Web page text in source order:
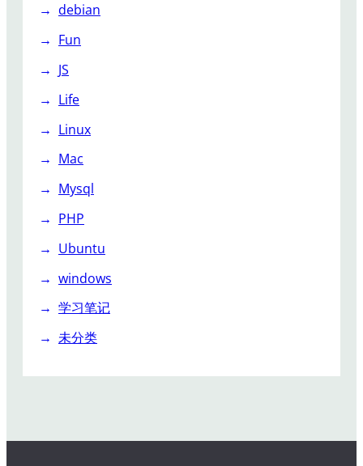
debian
Fun
JS
Life
Linux
Mac
Mysql
PHP
Ubuntu
windows
学习笔记
未分类